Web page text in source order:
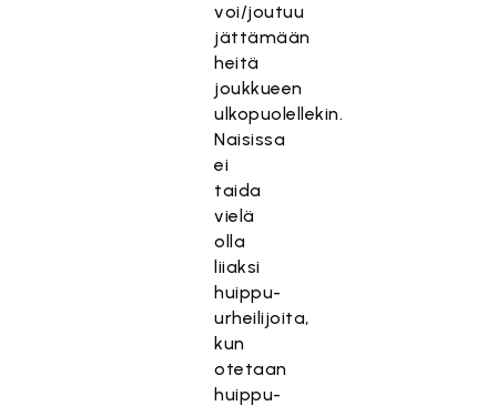
voi/joutuu
jättämään
heitä
joukkueen
ulkopuolellekin.
Naisissa
ei
taida
vielä
olla
liiaksi
huippu-
urheilijoita,
kun
otetaan
huippu-